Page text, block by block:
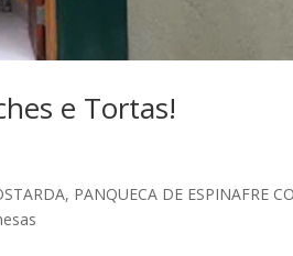
e Tortas!
PANQUECA DE ESPINAFRE